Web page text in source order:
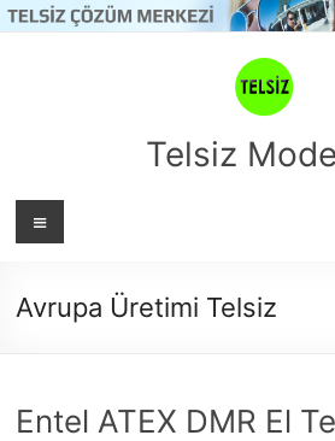
Skip
to
Telsiz
Menü
Avrupa Üretimi Telsiz
Entel ATEX DMR El